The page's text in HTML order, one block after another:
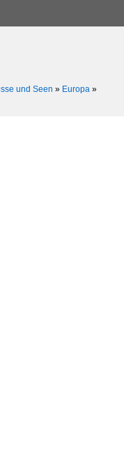
und Seen » Europa »